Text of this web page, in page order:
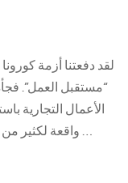
لقد دفعتنا أزمة
“مستقبل العمل”.
الأعمال التجارية